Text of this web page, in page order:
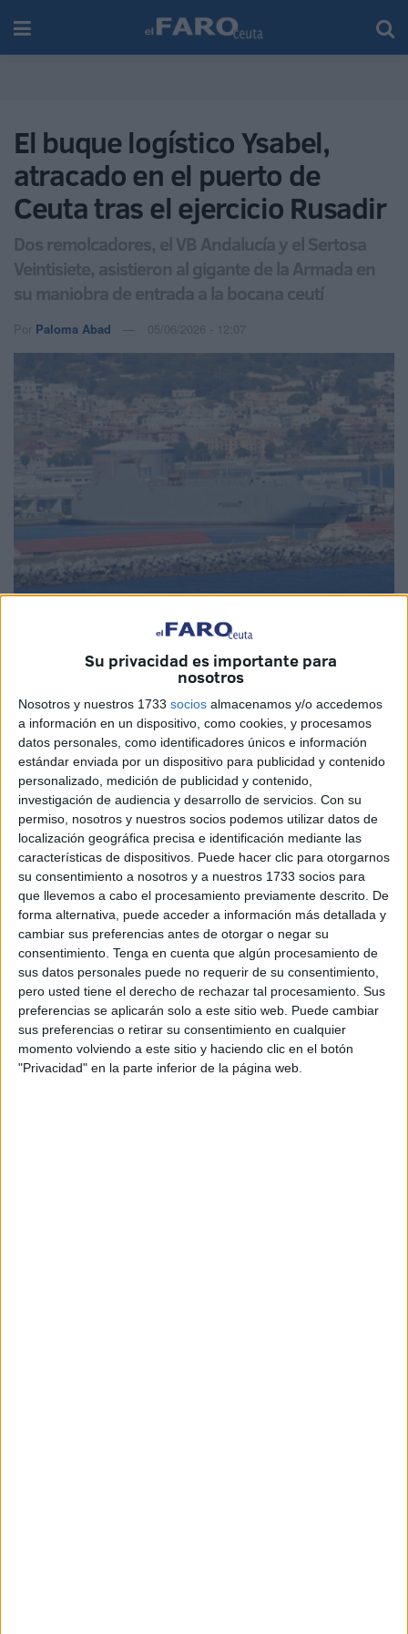
Su privacidad es importante para
nosotros
Nosotros y nuestros 1733 socios almacenamos y/o accedemos
a información en un dispositivo, como cookies, y procesamos
datos personales, como identificadores únicos e información
estándar enviada por un dispositivo para publicidad y contenido
personalizado, medición de publicidad y contenido,
investigación de audiencia y desarrollo de servicios. Con su
permiso, nosotros y nuestros socios podemos utilizar datos de
localización geográfica precisa e identificación mediante las
características de dispositivos. Puede hacer clic para otorgarnos
su consentimiento a nosotros y a nuestros 1733 socios para
que llevemos a cabo el procesamiento previamente descrito. De
forma alternativa, puede acceder a información más detallada y
cambiar sus preferencias antes de otorgar o negar su
consentimiento. Tenga en cuenta que algún procesamiento de
sus datos personales puede no requerir de su consentimiento,
pero usted tiene el derecho de rechazar tal procesamiento. Sus
preferencias se aplicarán solo a este sitio web. Puede cambiar
sus preferencias o retirar su consentimiento en cualquier
momento volviendo a este sitio y haciendo clic en el botón
"Privacidad" en la parte inferior de la página web.
El buque logístico Ysabel,
atracado en el puerto de
Ceuta tras el ejercicio Rusadir
Dos remolcadores, el VB Andalucía y el Sertosa
Veintisiete, asistieron al gigante de la Armada en
su maniobra de entrada a la bocana ceutí
Por Paloma Abad 05/06/2026 - 12:07
El buque de transporte logístico Ysabel (A-06) se
encuentra en estos momentos atracado en el puerto,
donde apoya a la Comandancia General de Ceuta
(Comgeceu) en las operaciones de repliegue del
Rusadir
La envergadura del buque —149 metros de eslora y más
de 16.000 toneladas— requirió laintervención de dos
remolcadores portuarios, el VB Andalucía y el Sertosa
Veintisiete, para conducir la maniobra de entrada bajo la
supervisión de los prácticos del puerto ceutí.
Maniobra de precisión en la bocana
Los ceutíes han podido ver al ‘Ysabel’ entrando a puerto
con su característicarampa de proa desplegada